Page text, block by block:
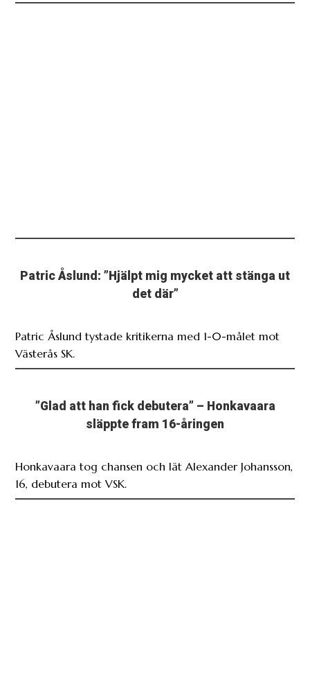
Patric Åslund: ”Hjälpt mig mycket att stänga ut
det där”
Patric Åslund tystade kritikerna med 1-0-målet mot
Västerås SK.
”Glad att han fick debutera” – Honkavaara
släppte fram 16-åringen
Honkavaara tog chansen och lät Alexander Johansson,
16, debutera mot VSK.